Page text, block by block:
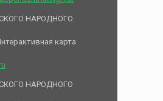
НАРОДНОГО
карта
НАРОДНОГО